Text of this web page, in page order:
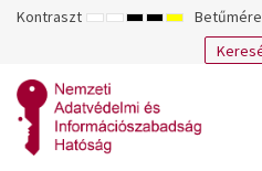
Kontraszt ALAPÉRTELMEZETT
ÉJSZAKAI
NAGY
KONTRASZTÚ
NAGY
KONTRASZTÚ
NAGY
KONTRASZTÚ
SÁRGA
FEKETE